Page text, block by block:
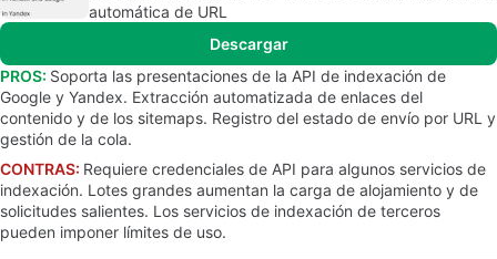
automática de URL
Descargar
PROS: Soporta las presentaciones de la API de indexación de
Google y Yandex. Extracción automatizada de enlaces del
contenido y de los sitemaps. Registro del estado de envío por URL y
gestión de la cola.
CONTRAS: Requiere credenciales de API para algunos servicios de
indexación. Lotes grandes aumentan la carga de alojamiento y de
solicitudes salientes. Los servicios de indexación de terceros
pueden imponer límites de uso.